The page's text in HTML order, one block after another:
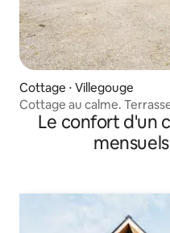
Cottage ⋅ Villegouge
Cottage au calme.
Le confort d'un